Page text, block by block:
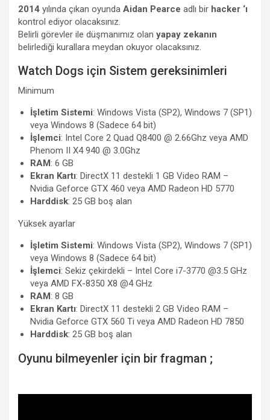
2014 yılında çıkan oyunda Aidan Pearce adlı bir hacker ‘ı
kontrol ediyor olacaksınız.
Belirli görevler ile düşmanımız olan yapay zekanın
belirlediği kurallara meydan okuyor olacaksınız.
Watch Dogs için Sistem gereksinimleri
Minimum
İşletim Sistemi: Windows Vista (SP2), Windows 7 (SP1)
veya Windows 8 (Sadece 64 bit)
İşlemci: Intel Core 2 Quad Q8400 @ 2.66Ghz veya AMD
Phenom II X4 940 @ 3.0Ghz
RAM: 6 GB
Ekran Kartı: DirectX 11 destekli 1 GB Video RAM –
Nvidia Geforce GTX 460 veya AMD Radeon HD 5770
Harddisk: 25 GB boş alan
Yüksek ayarlar
İşletim Sistemi: Windows Vista (SP2), Windows 7 (SP1)
veya Windows 8 (Sadece 64 bit)
İşlemci: Sekiz çekirdekli – Intel Core i7-3770 @3.5 GHz
veya AMD FX-8350 X8 @4 GHz
RAM: 8 GB
Ekran Kartı: DirectX 11 destekli 2 GB Video RAM –
Nvidia Geforce GTX 560 Ti veya AMD Radeon HD 7850
Harddisk: 25 GB boş alan
Oyunu bilmeyenler için bir fragman ;